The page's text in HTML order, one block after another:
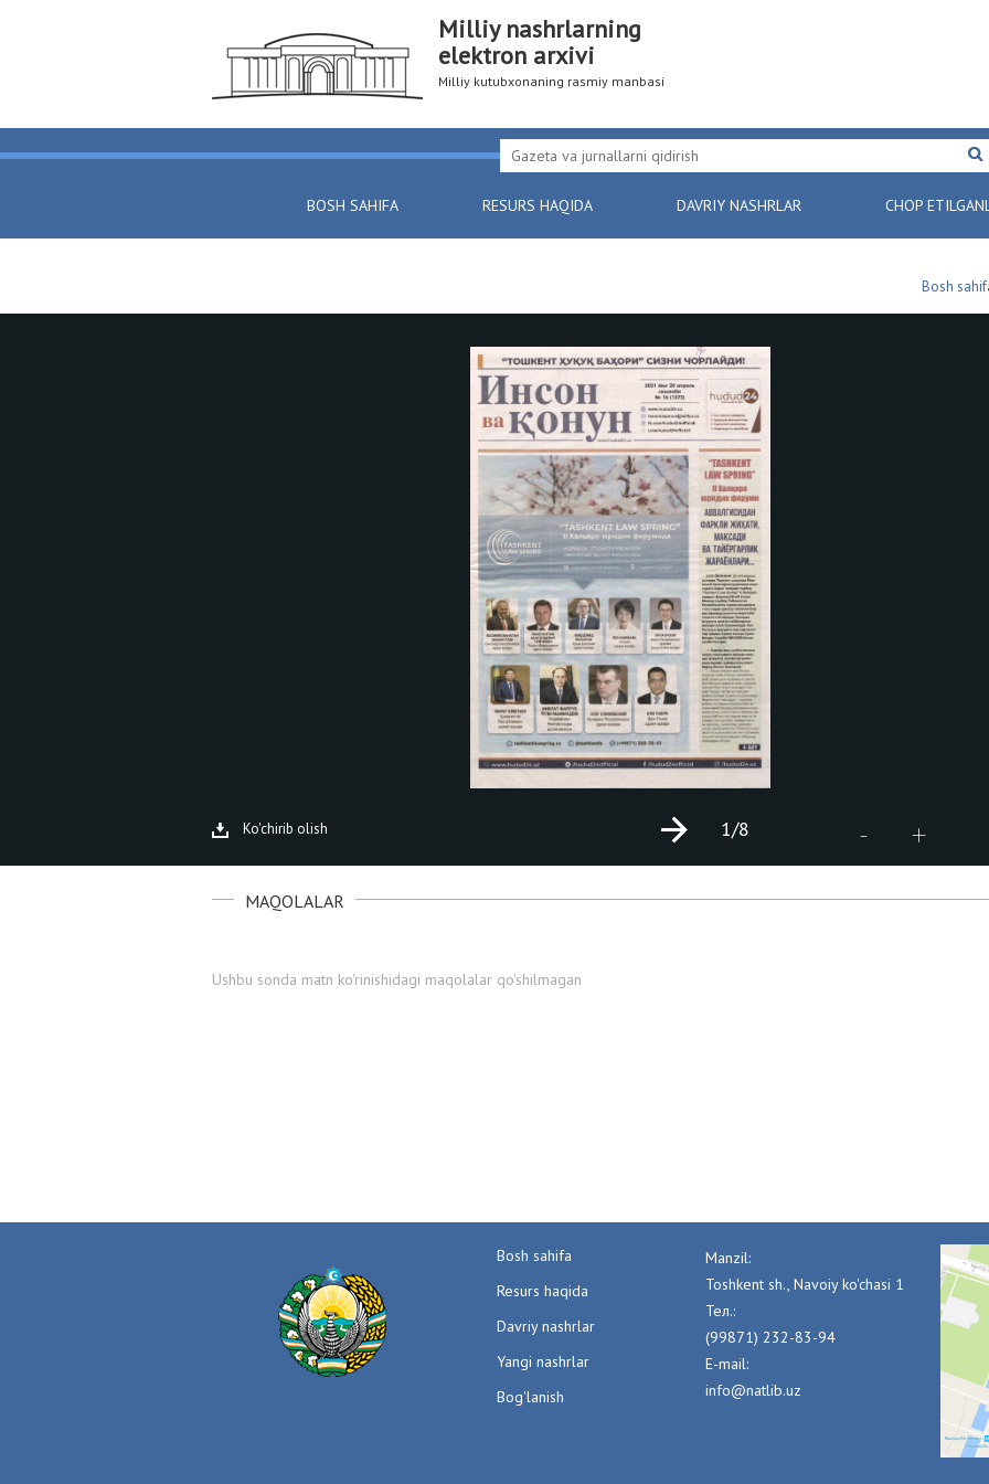
Milliy nashrlarning
elektron arxivi
Milliy kutubxonaning rasmiy manbasi
BOSH SAHIFA RESURS HAQIDA DAVRIY NASHRLAR CHOP
Bosh
Ko'chirib olish - +
1/8
MAQOLALAR
Ushbu sonda matn ko'rinishidagi maqolalar qo'shilmagan
Bosh sahifa
Resurs haqida
Davriy nashrlar
Yangi nashrlar
Bog'lanish
Manzil:
Toshkent sh., Navoiy ko'chasi 1
Тел.:
(99871) 232-83-94
E-mail:
info@natlib.uz